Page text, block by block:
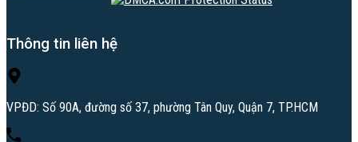
Thông tin liên hệ
VPĐD: Số 90A, đường số 37, phường Tân Quy, Quận 7, TP.HCM